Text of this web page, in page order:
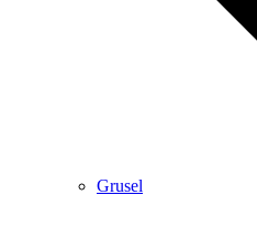
Grusel